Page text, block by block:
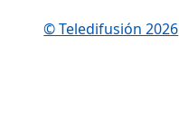
© Teledifusión 2026